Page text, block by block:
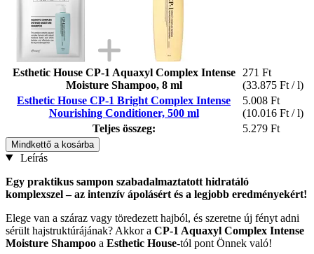
Esthetic House CP-1 Aquaxyl Complex Intense
Moisture Shampoo, 8 ml
271 Ft
(33.875 Ft / l)
Esthetic House CP-1 Bright Complex Intense
Nourishing Conditioner, 500 ml
5.008 Ft
(10.016 Ft / l)
Teljes összeg:
5.279 Ft
Mindkettő a kosárba
Leírás
Egy praktikus sampon szabadalmaztatott hidratáló
komplexszel – az intenzív ápolásért és a legjobb eredményekért!
Elege van a száraz vagy töredezett hajból, és szeretne új fényt adni
sérült hajstruktúrájának? Akkor a CP-1 Aquaxyl Complex Intense
Moisture Shampoo a Esthetic House-tól pont Önnek való!